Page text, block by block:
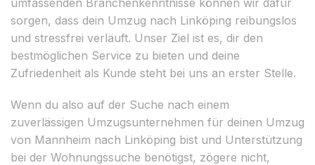
sorgen, dass dein Umzug nach Linköping reibungslos
und stressfrei verläuft. Unser Ziel ist es, dir den
bestmöglichen Service zu bieten und deine
Zufriedenheit als Kunde steht bei uns an erster Stelle.
Wenn du also auf der Suche nach einem
zuverlässigen Umzugsunternehmen für deinen Umzug
von Mannheim nach Linköping bist und Unterstützung
bei der Wohnungssuche benötigst, zögere nicht,